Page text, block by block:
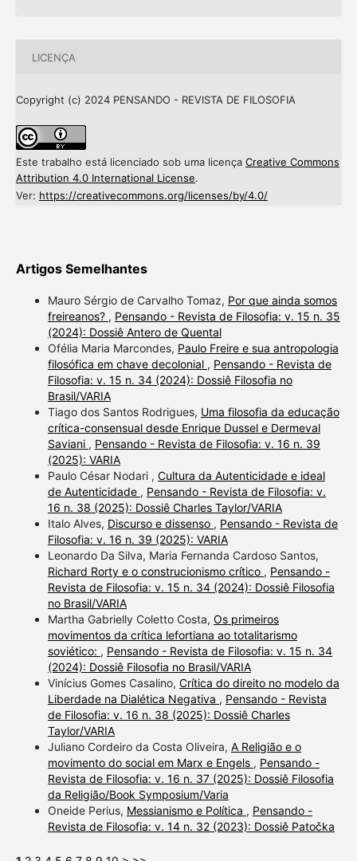
LICENÇA
Copyright (c) 2024 PENSANDO - REVISTA DE FILOSOFIA
Este trabalho está licenciado sob uma licença Creative Commons
Attribution 4.0 International License.
Ver: https://creativecommons.org/licenses/by/4.0/
Artigos Semelhantes
Mauro Sérgio de Carvalho Tomaz, Por que ainda somos
freireanos? , Pensando - Revista de Filosofia: v. 15 n. 35
(2024): Dossiê Antero de Quental
Ofélia Maria Marcondes, Paulo Freire e sua antropologia
filosófica em chave decolonial , Pensando - Revista de
Filosofia: v. 15 n. 34 (2024): Dossiê Filosofia no
Brasil/VARIA
Tiago dos Santos Rodrigues, Uma filosofia da educação
crítica-consensual desde Enrique Dussel e Dermeval
Saviani , Pensando - Revista de Filosofia: v. 16 n. 39
(2025): VARIA
Paulo César Nodari , Cultura da Autenticidade e ideal
de Autenticidade , Pensando - Revista de Filosofia: v.
16 n. 38 (2025): Dossiê Charles Taylor/VARIA
Italo Alves, Discurso e dissenso , Pensando - Revista de
Filosofia: v. 16 n. 39 (2025): VARIA
Leonardo Da Silva, Maria Fernanda Cardoso Santos,
Richard Rorty e o construcionismo crítico , Pensando -
Revista de Filosofia: v. 15 n. 34 (2024): Dossiê Filosofia
no Brasil/VARIA
Martha Gabrielly Coletto Costa, Os primeiros
movimentos da crítica lefortiana ao totalitarismo
soviético: , Pensando - Revista de Filosofia: v. 15 n. 34
(2024): Dossiê Filosofia no Brasil/VARIA
Vinícius Gomes Casalino, Crítica do direito no modelo da
Liberdade na Dialética Negativa , Pensando - Revista
de Filosofia: v. 16 n. 38 (2025): Dossiê Charles
Taylor/VARIA
Juliano Cordeiro da Costa Oliveira, A Religião e o
movimento do social em Marx e Engels , Pensando -
Revista de Filosofia: v. 16 n. 37 (2025): Dossiê Filosofia
da Religião/Book Symposium/Varia
Oneide Perius, Messianismo e Política , Pensando -
Revista de Filosofia: v. 14 n. 32 (2023): Dossiê Patočka